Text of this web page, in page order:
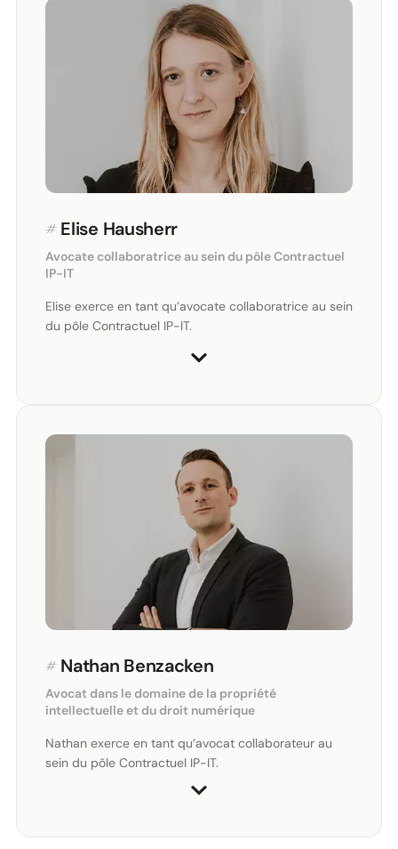
#Elise Hausherr
Avocate collaboratrice au sein du pôle Contractuel
IP-IT
Elise exerce en tant qu’avocate collaboratrice au sein
du pôle Contractuel IP-IT.
#Nathan Benzacken
Avocat dans le domaine de la propriété
intellectuelle et du droit numérique
Nathan exerce en tant qu’avocat collaborateur au
sein du pôle Contractuel IP-IT.